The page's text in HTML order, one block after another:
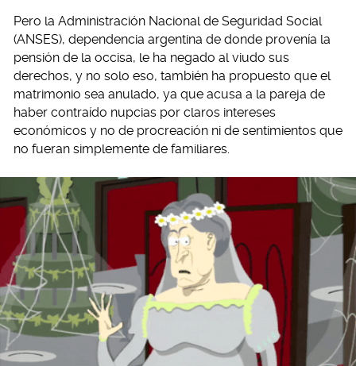
Pero la Administración Nacional de Seguridad Social
(ANSES), dependencia argentina de donde provenía la
pensión de la occisa, le ha negado al viudo sus
derechos, y no solo eso, también ha propuesto que el
matrimonio sea anulado, ya que acusa a la pareja de
haber contraído nupcias por claros intereses
económicos y no de procreación ni de sentimientos que
no fueran simplemente de familiares.